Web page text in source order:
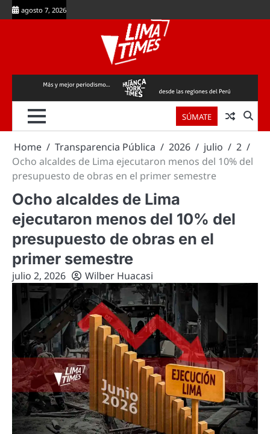
Skip
to
agosto 7, 2026
SÚMATE
Home Transparencia Pública 2026 julio
2
Ocho alcaldes de Lima ejecutaron menos del 10% del
presupuesto de obras en el primer semestre
Ocho alcaldes de Lima
ejecutaron menos del 10% del
presupuesto de obras en el
primer semestre
julio 2, 2026 Wilber Huacasi